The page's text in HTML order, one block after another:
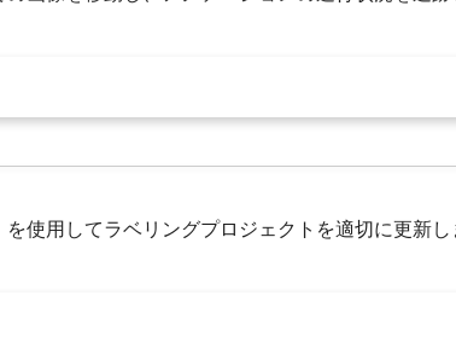
使用してラベリングプロジェクトを適切に更新し